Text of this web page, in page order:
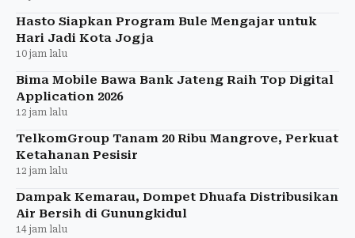
Hasto Siapkan Program Bule Mengajar untuk
Hari Jadi Kota Jogja
10 jam lalu
Bima Mobile Bawa Bank Jateng Raih Top Digital
Application 2026
12 jam lalu
TelkomGroup Tanam 20 Ribu Mangrove, Perkuat
Ketahanan Pesisir
12 jam lalu
Dampak Kemarau, Dompet Dhuafa Distribusikan
Air Bersih di Gunungkidul
14 jam lalu